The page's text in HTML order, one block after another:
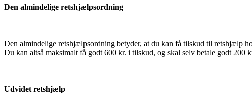
Den almindelige retshjælpsordning
Den almindelige retshjælpsordning betyder, at du kan få tilskud til retshjælp
Du kan altså maksimalt få godt 600 kr. i tilskud, og skal selv betale godt 200
Udvidet retshjælp